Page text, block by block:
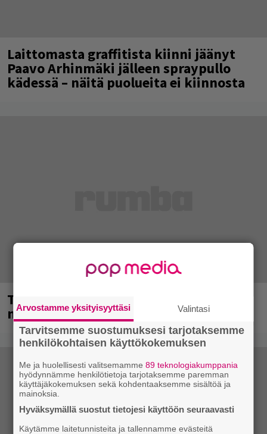
Laittomasta graffitista kiinni jäänyt
Paavo Arhinmäki jälleen spraypullo
kädessä – näitä puolueita ei kiinnosta
Tampereella sunnuntaina superpäivä –
nämä artistit mukana
Arvostamme yksityisyyttäsi Valintasi
Tarvitsemme suostumuksesi tarjotaksemme
henkilökohtaisen käyttökokemuksen
Me ja huolellisesti valitsemamme89 teknologiakumppania
hyödynnämme henkilötietoja tarjotaksemme paremman
käyttäjäkokemuksen sekä kohdentaaksemme sisältöä ja
mainoksia.
Hyväksymällä suostut tietojesi käyttöön seuraavasti
Käytämme laitetunnisteita ja tallennamme evästeitä